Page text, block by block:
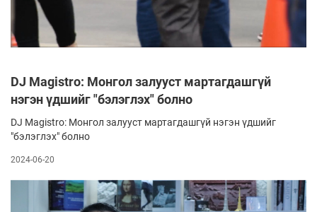
DJ Magistro: Монгол залууст мартагдашгүй
нэгэн үдшийг "бэлэглэх" болно
DJ Magistro: Монгол залууст мартагдашгүй нэгэн үдшийг
"бэлэглэх" болно
2024-06-20